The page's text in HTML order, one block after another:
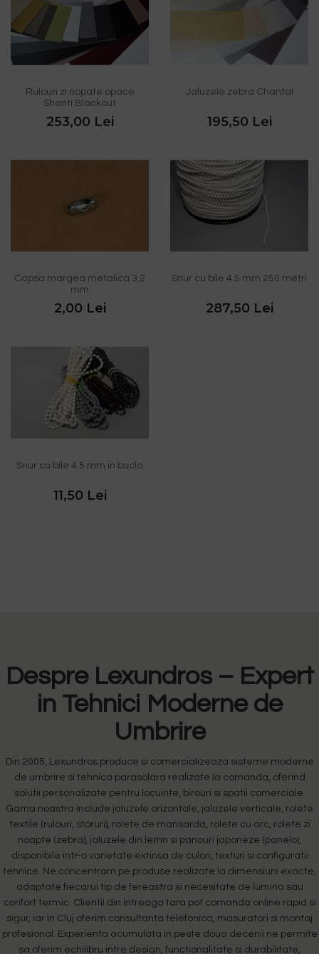
Rulouri zi nopate opace
Shanti Blackout
253,00 Lei
Jaluzele zebra Chantal
195,50 Lei
Capsa margea metalica 3,2
mm
2,00 Lei
Snur cu bile 4.5 mm 250 metri
287,50 Lei
Snur cu bile 4.5 mm in bucla
11,50 Lei
Despre Lexundros – Expert
in Tehnici Moderne de
Umbrire
Din 2005, Lexundros produce si comercializeaza sisteme moderne
de umbrire si tehnica parasolara realizate la comanda, oferind
solutii personalizate pentru locuinte, birouri si spatii comerciale.
Gama noastra include jaluzele orizontale, jaluzele verticale, rolete
textile (rulouri, storuri), rolete de mansarda, rolete cu arc, rolete zi
noapte (zebra), jaluzele din lemn si panouri japoneze (panelo),
disponibile intr-o varietate extinsa de culori, texturi si configuratii
tehnice. Ne concentram pe produse realizate la dimensiuni exacte,
adaptate fiecarui tip de fereastra si necesitate de lumina sau
confort termic. Clientii din intreaga tara pot comanda online rapid si
sigur, iar in Cluj oferim consultanta telefonica, masuratori si montaj
profesional. Experienta acumulata in peste doua decenii ne permite
sa oferim echilibru intre design, functionalitate si durabilitate,